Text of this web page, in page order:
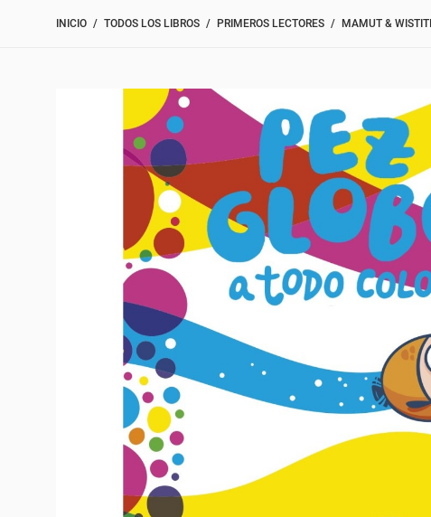
INICIO TODOS LOS LIBROS PRIMEROS LECTORES MAMUT & WISTITI